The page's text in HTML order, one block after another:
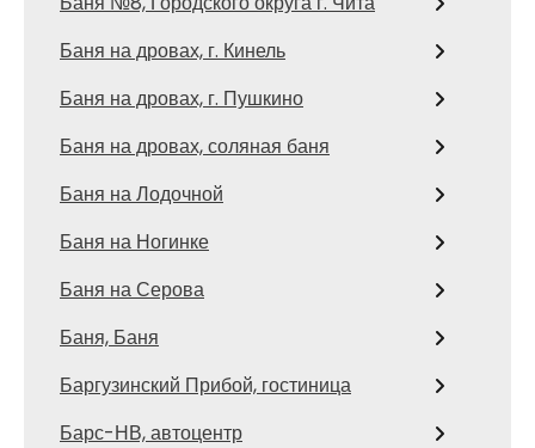
Баня на дровах, г. Кинель
Баня на дровах, г. Пушкино
Баня на дровах, соляная баня
Баня на Лодочной
Баня на Ногинке
Баня на Серова
Баня, Баня
Баргузинский Прибой, гостиница
Барс-НВ, автоцентр